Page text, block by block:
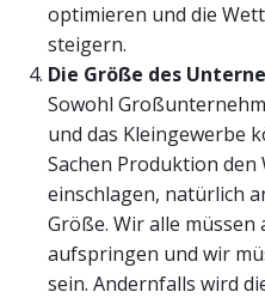
optimieren und die
steigern.
Die Größe des
Sowohl
und das Kleingewerbe
Sachen Produktion
einschlagen, natürlich
Größe. Wir alle
aufspringen und wir
sein. Andernfalls wird